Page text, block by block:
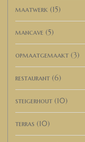
maatwerk (15)
mancave (5)
opmaatgemaakt (3)
restaurant (6)
steigerhout (10)
terras (10)